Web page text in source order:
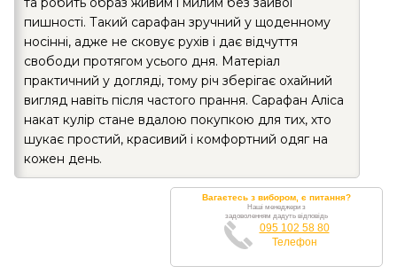
пишності. Такий сарафан зручний у щоденному
носінні, адже не сковує рухів і дає відчуття
свободи протягом усього дня. Матеріал
практичний у догляді, тому річ зберігає охайний
вигляд навіть після частого прання. Сарафан Аліса
накат кулір стане вдалою покупкою для тих, хто
шукає простий, красивий і комфортний одяг на
кожен день.
Вагаєтесь з вибором, є питання?
Наші менеджери з
задоволенням дадуть відповідь
095 102 58 80
Телефон